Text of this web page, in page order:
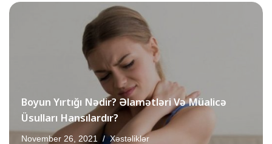
Boyun Yırtığı Nədir? Əlamətləri Və Müalicə
Üsulları Hansılardır?
November 26, 2021 Xəstəliklər